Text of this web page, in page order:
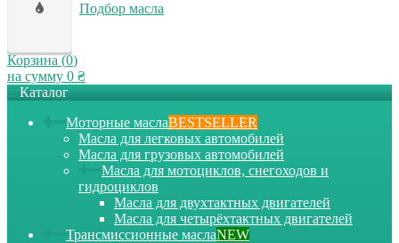
Подбор масла
Корзина (0)
на сумму 0 ₴
Каталог
Моторные маслаBESTSELLER
Масла для легковых автомобилей
Масла для грузовых автомобилей
Масла для мотоциклов, снегоходов и
гидроциклов
Масла для двухтактных двигателей
Масла для четырёхтактных двигателей
Трансмиссионные маслаNEW